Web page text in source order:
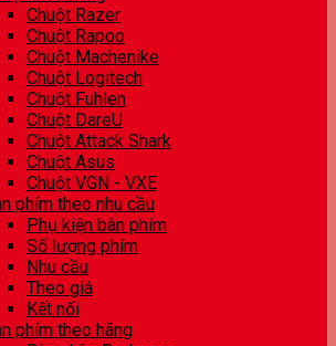
Chuột Razer
Chuột Rapoo
Chuột Machenike
Chuột Logitech
Chuột Fuhlen
Chuột DareU
Chuột Attack Shark
Chuột Asus
Chuột VGN - VXE
phím theo nhu cầu
Phụ kiện bàn phím
Số lượng phím
Nhu cầu
Theo giá
Kết nối
phím theo hãng